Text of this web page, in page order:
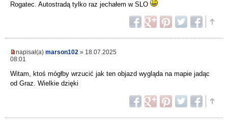
Rogatec. Autostradą tylko raz jechałem w SLO
napisał(a) marson102 » 18.07.2025
08:01
Witam, ktoś mógłby wrzucić jak ten objazd wygląda na mapie jadąc
od Graz. Wielkie dzięki